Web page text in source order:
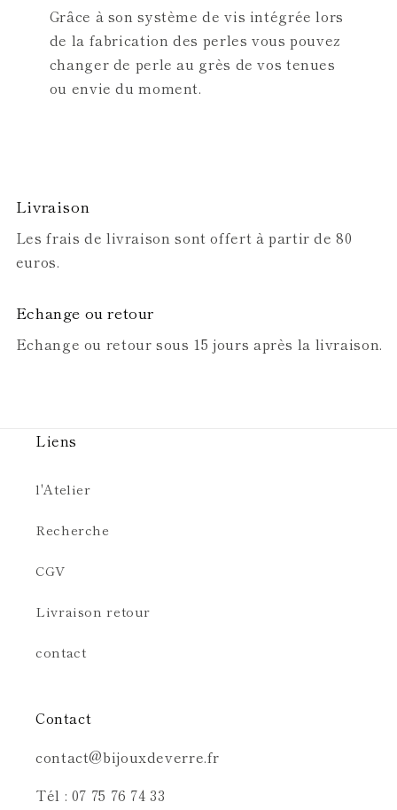
Grâce à son système de vis intégrée lors
de la fabrication des perles vous pouvez
changer de perle au grès de vos tenues
ou envie du moment.
Livraison
Les frais de livraison sont offert à partir de 80
euros.
Echange ou retour
Echange ou retour sous 15 jours après la livraison.
Liens
l'Atelier
Recherche
CGV
Livraison retour
contact
Contact
contact@bijouxdeverre.fr
Tél : 07 75 76 74 33